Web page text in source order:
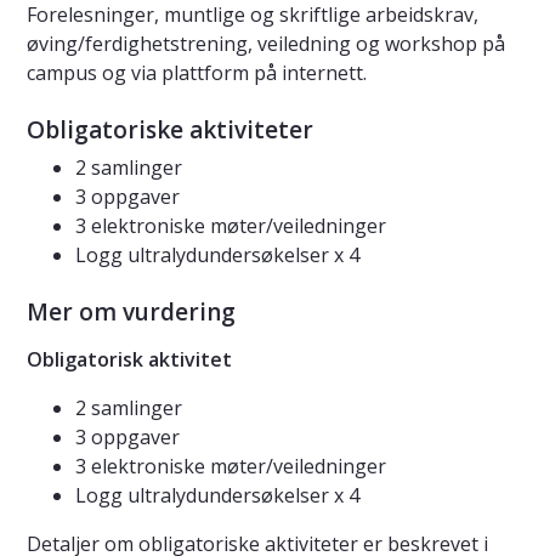
Forelesninger, muntlige og skriftlige arbeidskrav,
øving/ferdighetstrening, veiledning og workshop på
campus og via plattform på internett.
Obligatoriske aktiviteter
2 samlinger
3 oppgaver
3 elektroniske møter/veiledninger
Logg ultralydundersøkelser x 4
Mer om vurdering
Obligatorisk aktivitet
2 samlinger
3 oppgaver
3 elektroniske møter/veiledninger
Logg ultralydundersøkelser x 4
Detaljer om obligatoriske aktiviteter er beskrevet i